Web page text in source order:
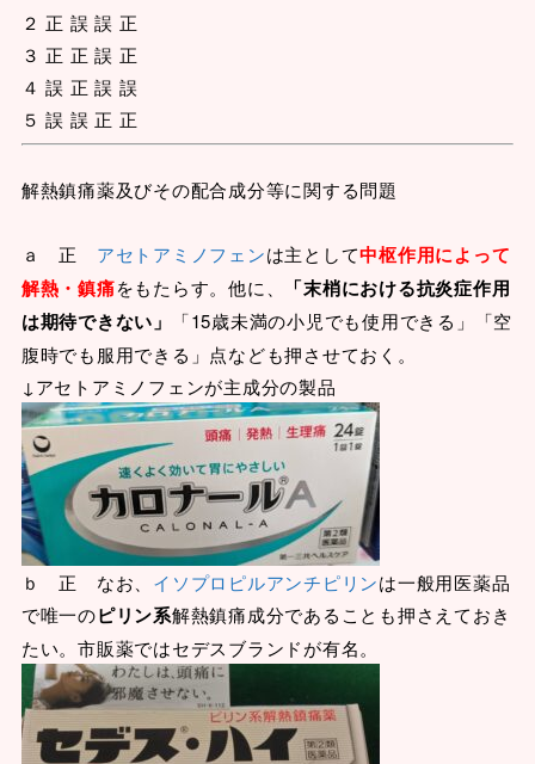
２ 正 誤 誤 正
３ 正 正 誤 正
４ 誤 正 誤 誤
５ 誤 誤 正 正
解熱鎮痛薬及びその配合成分等に関する問題
ａ 正 アセトアミノフェンは主として中枢作用によって
解熱・鎮痛をもたらす。他に、
「末梢における抗炎症作用
は期待できない」
「15歳未満の小児でも使用できる」「空
腹時でも服用できる」点なども押させておく。
↓アセトアミノフェンが主成分の製品
ｂ 正 なお、 イソプロピルアンチピリンは一般用医薬品
で唯一のピリン系解熱鎮痛成分であることも押さえておき
たい。市販薬ではセデスブランドが有名。